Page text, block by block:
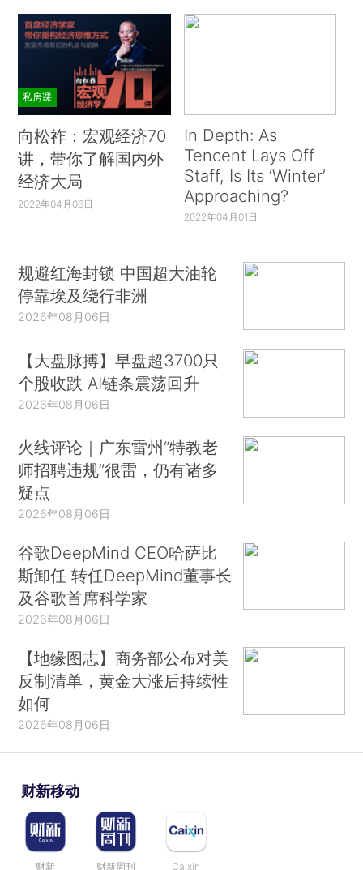
私房课
向松祚：宏观经济70
讲，带你了解国内外
经济大局
2022年04月06日
In Depth: As
Tencent Lays Off
Staff, Is Its ‘Winter’
Approaching?
2022年04月01日
规避红海封锁 中国超大油轮
停靠埃及绕行非洲
2026年08月06日
【大盘脉搏】早盘超3700只
个股收跌 AI链条震荡回升
2026年08月06日
火线评论｜广东雷州“特教老
师招聘违规”很雷，仍有诸多
疑点
2026年08月06日
谷歌DeepMind CEO哈萨比
斯卸任 转任DeepMind董事长
及谷歌首席科学家
2026年08月06日
【地缘图志】商务部公布对美
反制清单，黄金大涨后持续性
如何
2026年08月06日
财新移动
财新 财新周刊 Caixin